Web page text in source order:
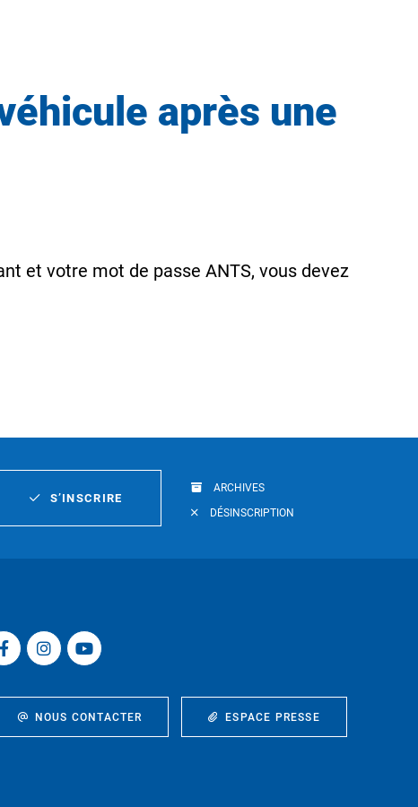
après une
et votre mot de passe ANTS, vous devez
S’INSCRIRE
ARCHIVES
DÉSINSCRIPTION
NOUS CONTACTER ESPACE PRESSE